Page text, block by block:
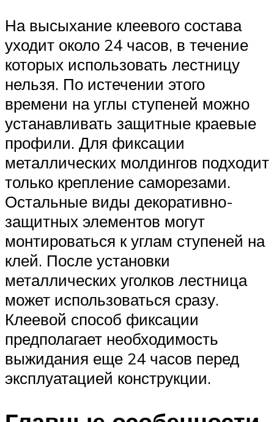
На высыхание клеевого состава
уходит около 24 часов, в течение
которых использовать лестницу
нельзя. По истечении этого
времени на углы ступеней можно
устанавливать защитные краевые
профили. Для фиксации
металлических молдингов подходит
только крепление саморезами.
Остальные виды декоративно-
защитных элементов могут
монтироваться к углам ступеней на
клей. После установки
металлических уголков лестница
может использоваться сразу.
Клеевой способ фиксации
предполагает необходимость
выжидания еще 24 часов перед
эксплуатацией конструкции.